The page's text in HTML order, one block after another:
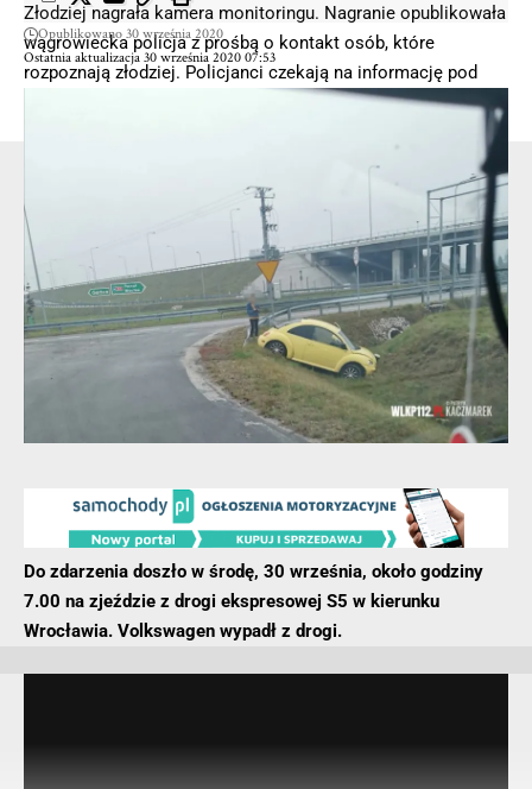
Złodziej nagrała kamera monitoringu. Nagranie opublikowała
wągrowiecka policja z prośbą o kontakt osób, które
rozpoznają złodziej. Policjanci czekają na informację pod
Ostatnia aktualizacja 30 września 2020 07:53
Opublikowano 30 września 2020
Do zdarzenia doszło w środę, 30 września, około godziny
7.00 na zjeździe z drogi ekspresowej S5 w kierunku
Wrocławia. Volkswagen wypadł z drogi.